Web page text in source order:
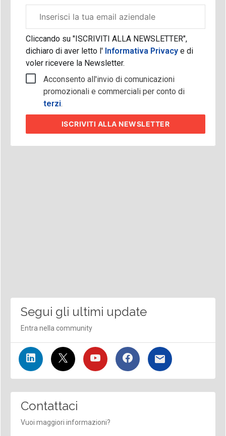
aziendale
Cliccando su "ISCRIVITI ALLA NEWSLETTER",
dichiaro di aver letto l'Informativa Privacy e di
voler ricevere la Newsletter.
Acconsento all'invio di comunicazioni
promozionali e commerciali per conto di
terzi.
ISCRIVITI ALLA NEWSLETTER
Segui gli ultimi update
Entra nella community
Contattaci
Vuoi maggiori informazioni?